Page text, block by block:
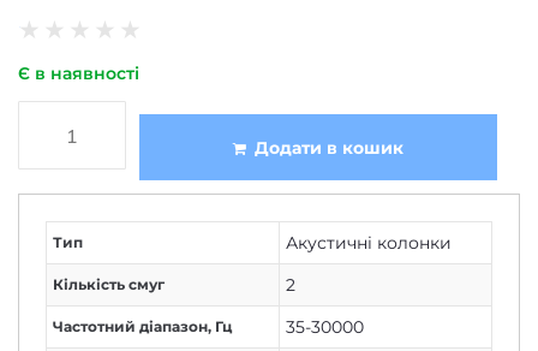
★ ★ ★ ★ ★
Є в наявності
Додати в кошик
Тип Акустичні колонки
Кількість смуг 2
Частотний діапазон, Гц 35-30000